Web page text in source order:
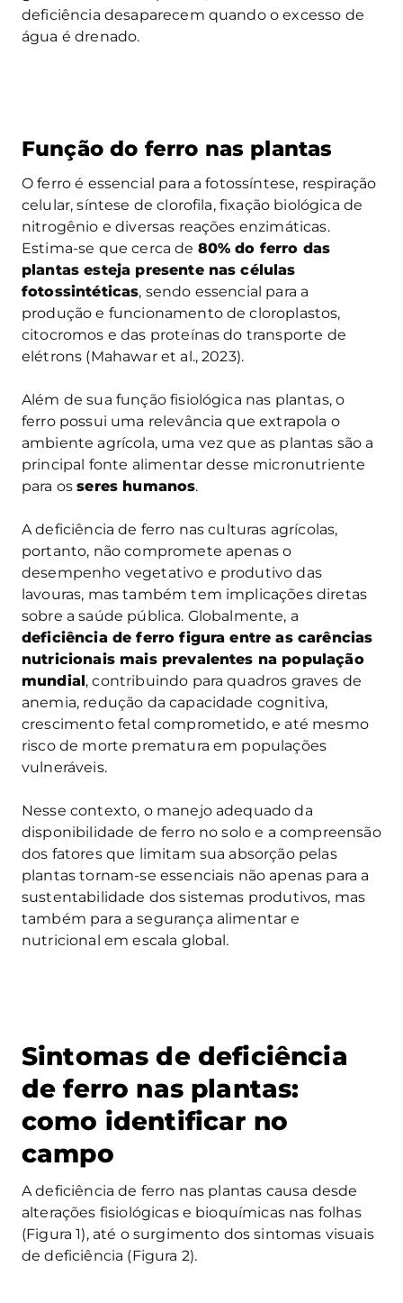
deficiência desaparecem quando o excesso de
água é drenado.
Função do ferro nas plantas
O ferro é essencial para a fotossíntese, respiração
celular, síntese de clorofila, fixação biológica de
nitrogênio e diversas reações enzimáticas.
Estima-se que cerca de 80% do ferro das
plantas esteja presente nas células
fotossintéticas, sendo essencial para a
produção e funcionamento de cloroplastos,
citocromos e das proteínas do transporte de
elétrons (Mahawar et al., 2023).
Além de sua função fisiológica nas plantas, o
ferro possui uma relevância que extrapola o
ambiente agrícola, uma vez que as plantas são a
principal fonte alimentar desse micronutriente
para osseres humanos.
A deficiência de ferro nas culturas agrícolas,
portanto, não compromete apenas o
desempenho vegetativo e produtivo das
lavouras, mas também tem implicações diretas
sobre a saúde pública. Globalmente, a
deficiência de ferro figura entre as carências
nutricionais mais prevalentes na população
mundial, contribuindo para quadros graves de
anemia, redução da capacidade cognitiva,
crescimento fetal comprometido, e até mesmo
risco de morte prematura em populações
vulneráveis.
Nesse contexto, o manejo adequado da
disponibilidade de ferro no solo e a compreensão
dos fatores que limitam sua absorção pelas
plantas tornam-se essenciais não apenas para a
sustentabilidade dos sistemas produtivos, mas
também para a segurança alimentar e
nutricional em escala global.
Sintomas de deficiência
de ferro nas plantas:
como identificar no
campo
A deficiência de ferro nas plantas causa desde
alterações fisiológicas e bioquímicas nas folhas
(Figura 1), até o surgimento dos sintomas visuais
de deficiência (Figura 2).